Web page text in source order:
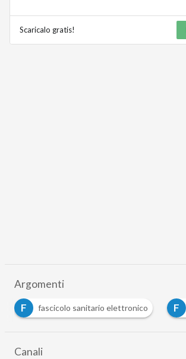
Scaricalo gratis!
Argomenti
F
fascicolo sanitario elettronico F
Canali